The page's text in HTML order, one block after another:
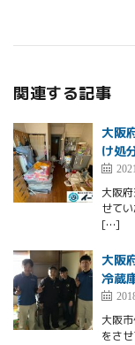
関連する記事
大阪
け処
大阪
せて
[…]
大阪
冷蔵
大阪
をさ